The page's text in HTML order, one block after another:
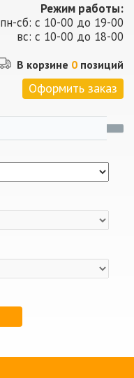
Режим работы:
пн-сб: с 10-00 до 19-00
вс: с 10-00 до 18-00
В корзине 0 позиций
Оформить заказ